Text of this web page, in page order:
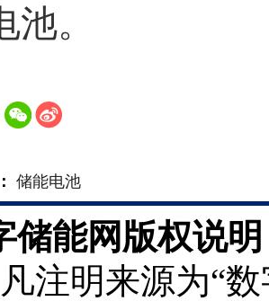
池。
储能电池
储能网版权说
注明来源为“